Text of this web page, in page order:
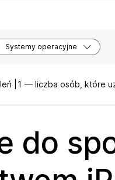
Systemy operacyjne
| 1 — liczba osób, które
do